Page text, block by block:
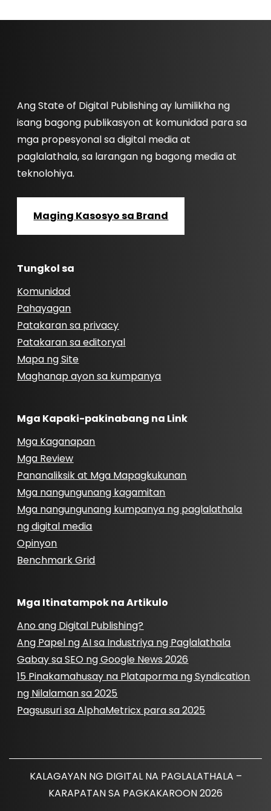
Ang State of Digital Publishing ay lumilikha ng
isang bagong publikasyon at komunidad para sa
mga propesyonal sa digital media at
paglalathala, sa larangan ng bagong media at
teknolohiya.
Maging Kasosyo sa Brand
Tungkol sa
Komunidad
Pahayagan
Patakaran sa privacy
Patakaran sa editoryal
Mapa ng Site
Maghanap ayon sa kumpanya
Mga Kapaki-pakinabang na Link
Mga Kaganapan
Mga Review
Pananaliksik at Mga Mapagkukunan
Mga nangungunang kagamitan
Mga nangungunang kumpanya ng paglalathala
ng digital media
Opinyon
Benchmark Grid
Mga Itinatampok na Artikulo
Ano ang Digital Publishing?
Ang Papel ng AI sa Industriya ng Paglalathala
Gabay sa SEO ng Google News 2026
15 Pinakamahusay na Plataporma ng Syndication
ng Nilalaman sa 2025
Pagsusuri sa AlphaMetricx para sa 2025
KALAGAYAN NG DIGITAL NA PAGLALATHALA –
KARAPATAN SA PAGKAKAROON 2026